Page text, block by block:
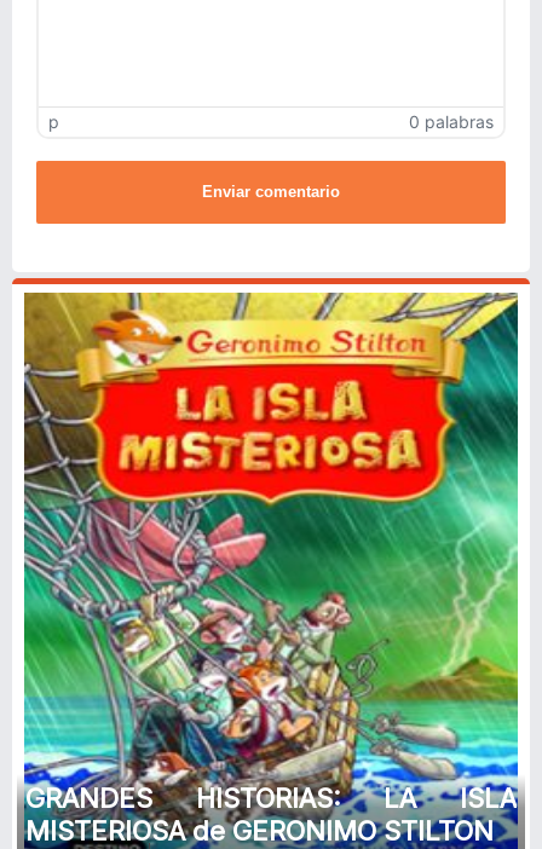
p 0 palabras
Enviar comentario
GRANDES HISTORIAS: LA ISLA
MISTERIOSA de GERONIMO STILTON